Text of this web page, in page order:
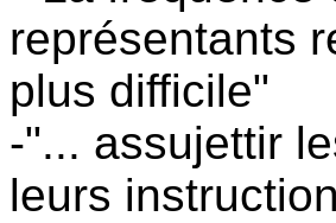
représentants
plus difficile"
-"... assujettir
leurs